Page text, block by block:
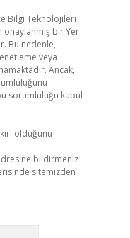
Bilgi Teknolojileri
onaylanmış bir Yer
Bu nedenle,
veya
Ancak,
sorumluluğu kabul
olduğunu
bildirmeniz
sitemizden